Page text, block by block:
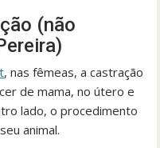
(não
, nas fêmeas, a castração
de mama, no útero e
lado, o procedimento
animal.